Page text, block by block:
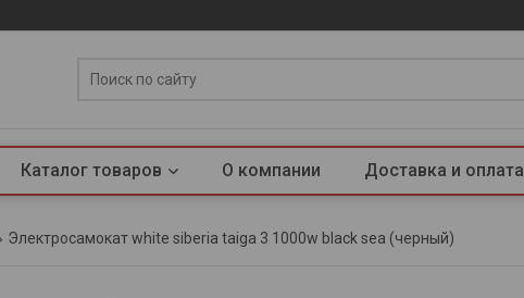
Каталог товаров О компании Доставка и оплата
Электросамокат white siberia taiga 3 1000w black sea (черный)